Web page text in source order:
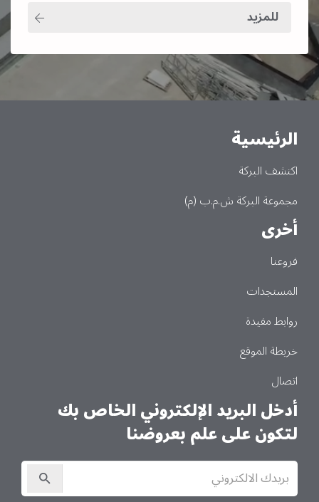
للمزيد
Main
الرئيسية
اكتشف البركة
مجموعة البركة ش.م.ب (م)
أخرى
فروعنا
المستجدات
روابط مفيدة
خريطة الموقع
اتصال
أدخل البريد الإلكتروني الخاص بك
لتكون على علم بعروضنا
الاشتراك
في
النشرة